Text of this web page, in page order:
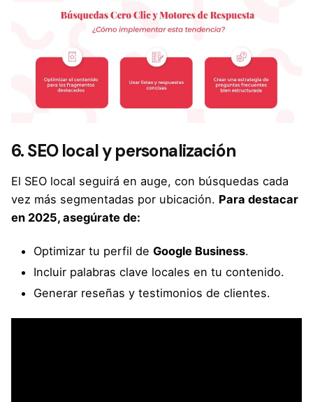
6. SEO local y personalización
El SEO local seguirá en auge, con búsquedas cada
vez más segmentadas por ubicación. Para destacar
en 2025, asegúrate de:
Optimizar tu perfil de Google Business.
Incluir palabras clave locales en tu contenido.
Generar reseñas y testimonios de clientes.